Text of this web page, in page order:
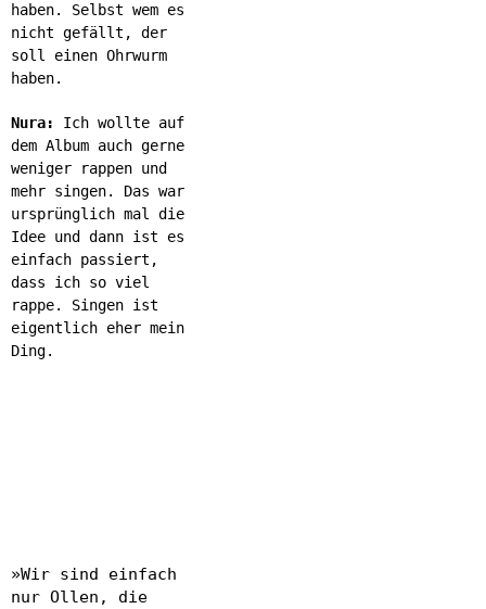
haben. Selbst wem es
nicht gefällt, der
soll einen Ohrwurm
haben.
Nura:
Ich wollte auf
dem Album auch gerne
weniger rappen und
mehr singen. Das war
ursprünglich mal die
Idee und dann ist es
einfach passiert,
dass ich so viel
rappe. Singen ist
eigentlich eher mein
Ding.
»Wir sind einfach
nur Ollen, die